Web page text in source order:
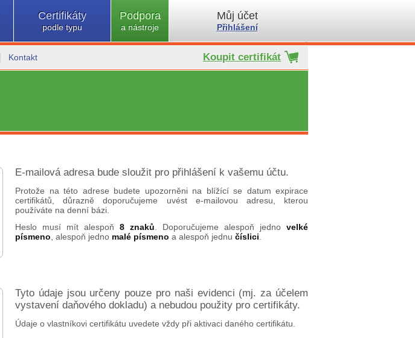
Certifikáty
podle typu
Podpora
a nástroje
Můj účet
Přihlášení
Kontakt Koupit certifikát
E-mailová adresa bude sloužit pro přihlášení k vašemu účtu.
Protože na této adrese budete upozorněni na blížící se datum expirace
certifikátů, důrazně doporučujeme uvést e-mailovou adresu, kterou
používáte na denní bázi.
Heslo musí mít alespoň 8 znaků . Doporučujeme alespoň jedno velké
písmeno , alespoň jedno malé písmeno a alespoň jednu číslici
Tyto údaje jsou určeny pouze pro naši evidenci (mj. za účelem
vystavení daňového dokladu) a nebudou použity pro certifikáty.
Údaje o vlastníkovi certifikátu uvedete vždy při aktivaci daného certifikátu.